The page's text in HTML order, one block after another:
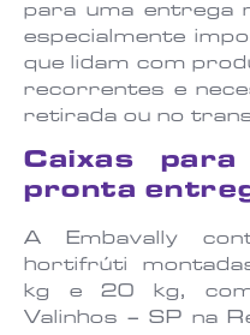
para uma entrega
especialmente
que lidam com
recorrentes e
retirada ou no
Caixas
pronta
A Embavally
hortifrúti
kg e 20 kg,
Valinhos – SP na